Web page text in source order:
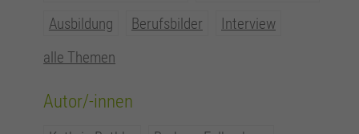
Ausbildung
Berufsbilder
Interview
alle Themen
Autor/-innen